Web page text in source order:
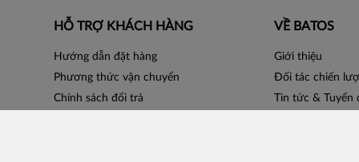
HỖ TRỢ KHÁCH HÀNG
Hướng dẫn đặt hàng
Phương thức vận chuyển
Chính sách đổi trả
VỀ BATOS
Giới thiệu
Đối tác chiến
Tin tức & Tuyển